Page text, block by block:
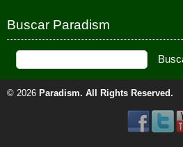
Buscar Paradism
© 2026 Paradism. All Rights Reserved.